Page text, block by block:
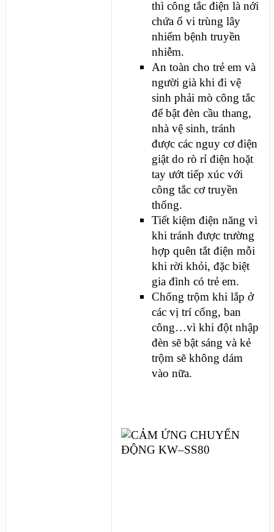
thì công tắc điện là nới
chứa ổ vi trùng lây
nhiểm bệnh truyền
nhiễm.
An toàn cho trẻ em và
người già khi đi vệ
sinh phải mò công tắc
để bật đèn cầu thang,
nhà vệ sinh, tránh
được các nguy cơ điện
giật do rò rỉ điện hoặt
tay ướt tiếp xúc với
công tắc cơ truyền
thống.
Tiết kiệm điện năng vì
khi tránh được trường
hợp quên tắt điện mỗi
khi rời khỏi, đặc biệt
gia đình có trẻ em.
Chống trộm khi lắp ở
các vị trí cổng, ban
công…vì khi đột nhập
đèn sẽ bật sáng và kẻ
trộm sẽ không dám
vào nữa.